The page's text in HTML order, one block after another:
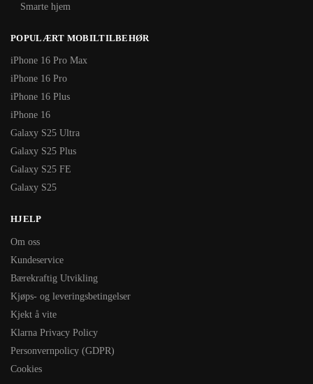
Smarte hjem
POPULÆRT MOBILTILBEHØR
iPhone 16 Pro Max
iPhone 16 Pro
iPhone 16 Plus
iPhone 16
Galaxy S25 Ultra
Galaxy S25 Plus
Galaxy S25 FE
Galaxy S25
HJELP
Om oss
Kundeservice
Bærekraftig Utvikling
Kjøps- og leveringsbetingelser
Kjekt å vite
Klarna Privacy Policy
Personvernpolicy (GDPR)
Cookies